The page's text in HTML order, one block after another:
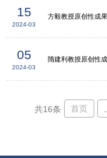
15
2024-03
方毅教授原创性成
05
2024-03
共16条 首页